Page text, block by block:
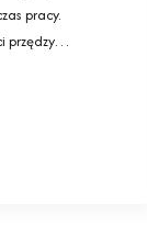
pracy.
przędzy…